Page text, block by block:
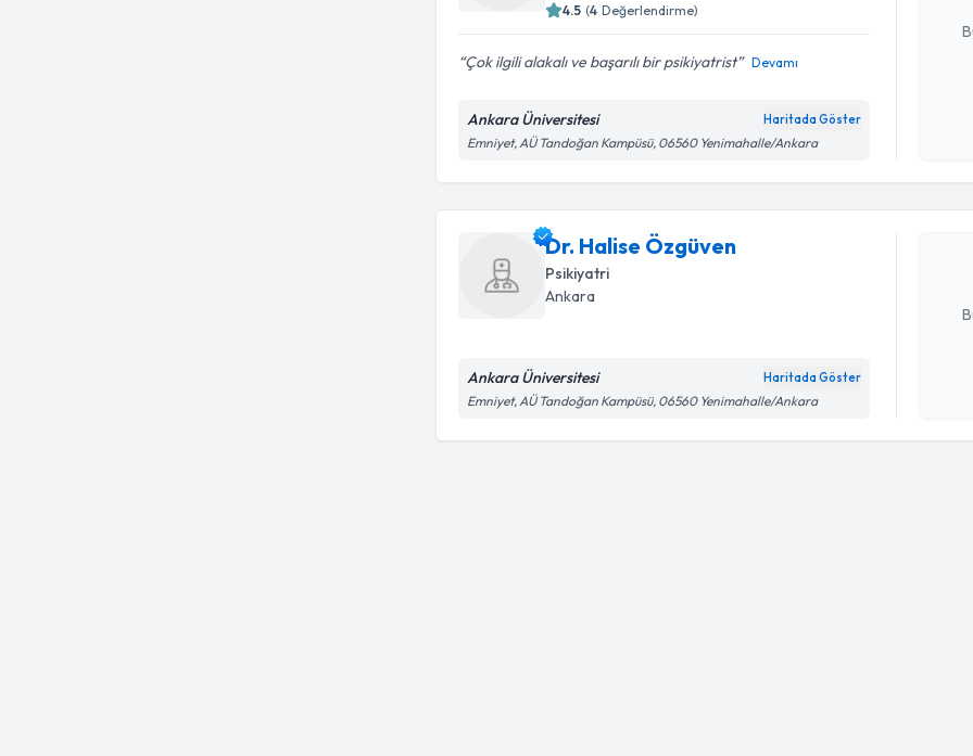
4.5 (4 Değerlendirme)
Çok ilgili alakalı ve başarılı bir psikiyatrist Devamı
Ankara Üniversitesi Haritada Göster
Emniyet, AÜ Tandoğan Kampüsü, 06560 Yenimahalle/Ankara
Dr. Halise Özgüven
Psikiyatri
Ankara
Ankara Üniversitesi Haritada Göster
Emniyet, AÜ Tandoğan Kampüsü, 06560 Yenimahalle/Ankara